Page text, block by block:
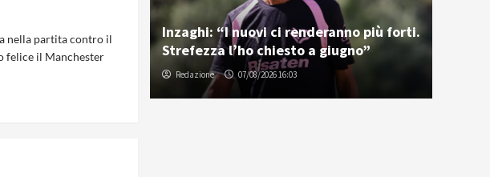
nella partita contro il
felice il Manchester
Inzaghi: “I nuovi ci renderanno più forti.
Strefezza l’ho chiesto a giugno”
Redazione 07/08/2026 16:03